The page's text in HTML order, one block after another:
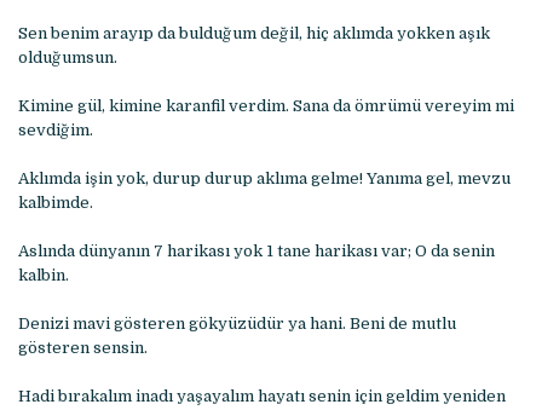
Sen benim arayıp da bulduğum değil, hiç aklımda yokken aşık
olduğumsun.
Kimine gül, kimine karanfil verdim. Sana da ömrümü vereyim mi
sevdiğim.
Aklımda işin yok, durup durup aklıma gelme! Yanıma gel, mevzu
kalbimde.
Aslında dünyanın 7 harikası yok 1 tane harikası var; O da senin
kalbin.
Denizi mavi gösteren gökyüzüdür ya hani. Beni de mutlu
gösteren sensin.
Hadi bırakalım inadı yaşayalım hayatı senin için geldim yeniden